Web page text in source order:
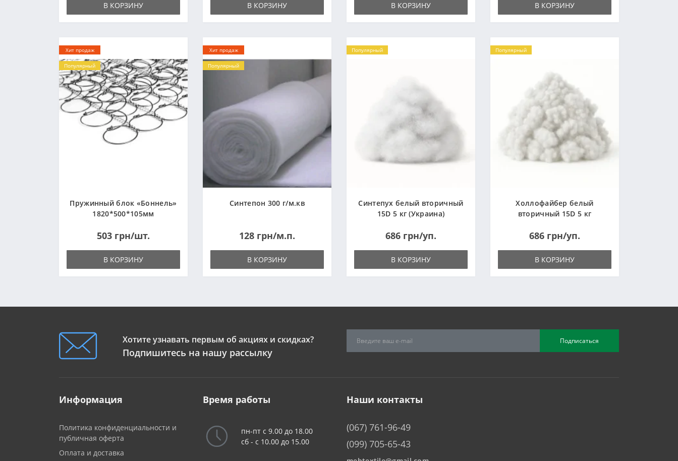
В КОРЗИНУ В КОРЗИНУ В КОРЗИНУ В КОРЗИНУ
Хит продаж
Популярный
Пружинный блок «Боннель»
1820*500*105мм
503 грн/шт.
В КОРЗИНУ
Хит продаж
Популярный
Синтепон 300 г/м.кв
128 грн/м.п.
В КОРЗИНУ
Популярный
Синтепух белый вторичный
15D 5 кг (Украина)
686 грн/уп.
В КОРЗИНУ
Популярный
Холлофайбер белый
вторичный 15D 5 кг
686 грн/уп.
В КОРЗИНУ
Хотите узнавать первым об акциях и скидках?
Подпишитесь на нашу рассылку
Подписаться
Информация
Политика конфиденциальности и
публичная оферта
Оплата и доставка
Время работы
пн-пт с 9.00 до 18.00
сб - c 10.00 до 15.00
Наши контакты
(067) 761-96-49
(099) 705-65-43